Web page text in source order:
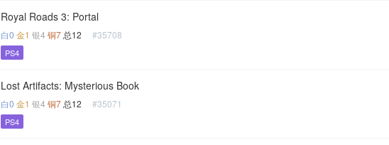
Royal Roads 3: Portal
白0 金1 银4 铜7 总12 #35708
PS4
Lost Artifacts: Mysterious Book
白0 金1 银4 铜7 总12 #35071
PS4